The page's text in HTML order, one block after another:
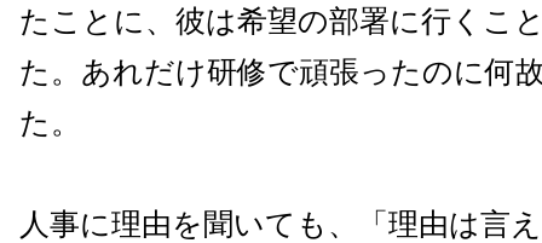
たことに、彼は希望の部署に行くこ
た。あれだけ研修で頑張ったのに何
た。
人事に理由を聞いても、「理由は言